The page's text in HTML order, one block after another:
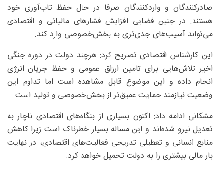
صادرکنندگان و واردکنندگان صرفا در حال حفظ تاب‌آوری خود
هستند. در چنین فضایی افزایش فشارهای مالیاتی و اقتصادی
می‌تواند آسیب‌های جدی‌تری به بخش‌خصوصی وارد کند.
این کارشناس اقتصادی تصریح کرد: هرچند دولت در دوره جنگی
اخیر تلاش‌هایی برای تامین ارزاق عمومی و حفظ جریان انرژی
انجام داده و این موضوع قابل مشاهده است اما تداوم این
وضعیت نیازمند حمایت عمیق‌تر از بخش‌خصوصی و تولید است.
مشکانی ادامه داد: اکنون بسیاری از بنگاه‌های اقتصادی ناچار به
تعدیل نیرو شده‌اند و این مساله بسیار خطرناک است زیرا کاهش
منابع انسانی و تعطیلی تدریجی فعالیت‌های اقتصادی، در نهایت
بار مالی بیشتری را به دولت تحمیل خواهد کرد.